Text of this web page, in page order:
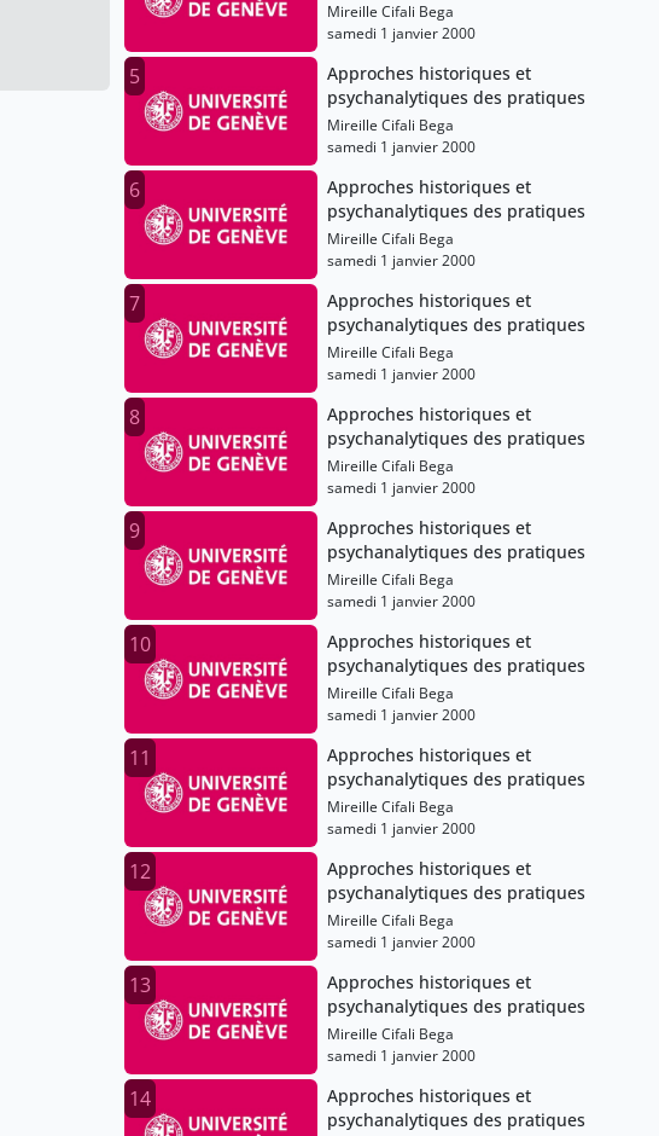
Mireille Cifali Bega
samedi 1 janvier 2000
5
Approches historiques et
psychanalytiques des pratiques
Mireille Cifali Bega
samedi 1 janvier 2000
6
Approches historiques et
psychanalytiques des pratiques
Mireille Cifali Bega
samedi 1 janvier 2000
7
Approches historiques et
psychanalytiques des pratiques
Mireille Cifali Bega
samedi 1 janvier 2000
8
Approches historiques et
psychanalytiques des pratiques
Mireille Cifali Bega
samedi 1 janvier 2000
9
Approches historiques et
psychanalytiques des pratiques
Mireille Cifali Bega
samedi 1 janvier 2000
10
Approches historiques et
psychanalytiques des pratiques
Mireille Cifali Bega
samedi 1 janvier 2000
11
Approches historiques et
psychanalytiques des pratiques
Mireille Cifali Bega
samedi 1 janvier 2000
12
Approches historiques et
psychanalytiques des pratiques
Mireille Cifali Bega
samedi 1 janvier 2000
13
Approches historiques et
psychanalytiques des pratiques
Mireille Cifali Bega
samedi 1 janvier 2000
14
Approches historiques et
psychanalytiques des pratiques